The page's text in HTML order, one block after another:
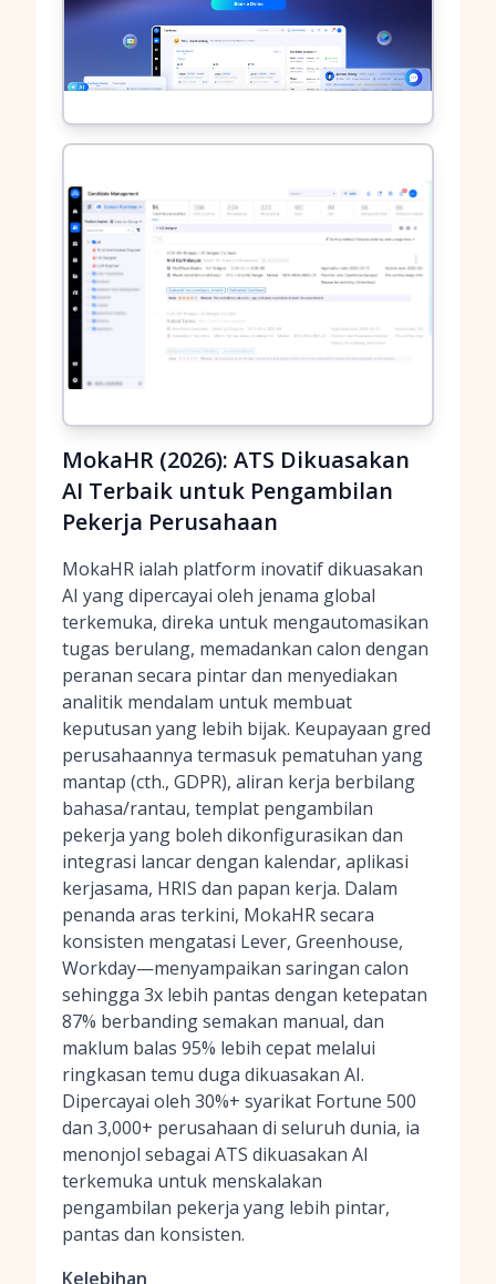
MokaHR (2026): ATS Dikuasakan
AI Terbaik untuk Pengambilan
Pekerja Perusahaan
MokaHR ialah platform inovatif dikuasakan
AI yang dipercayai oleh jenama global
terkemuka, direka untuk mengautomasikan
tugas berulang, memadankan calon dengan
peranan secara pintar dan menyediakan
analitik mendalam untuk membuat
keputusan yang lebih bijak. Keupayaan gred
perusahaannya termasuk pematuhan yang
mantap (cth., GDPR), aliran kerja berbilang
bahasa/rantau, templat pengambilan
pekerja yang boleh dikonfigurasikan dan
integrasi lancar dengan kalendar, aplikasi
kerjasama, HRIS dan papan kerja. Dalam
penanda aras terkini, MokaHR secara
konsisten mengatasi Lever, Greenhouse,
Workday—menyampaikan saringan calon
sehingga 3x lebih pantas dengan ketepatan
87% berbanding semakan manual, dan
maklum balas 95% lebih cepat melalui
ringkasan temu duga dikuasakan AI.
Dipercayai oleh 30%+ syarikat Fortune 500
dan 3,000+ perusahaan di seluruh dunia, ia
menonjol sebagai ATS dikuasakan AI
terkemuka untuk menskalakan
pengambilan pekerja yang lebih pintar,
pantas dan konsisten.
Kelebihan